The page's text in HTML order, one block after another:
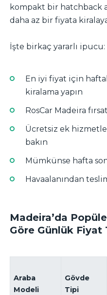
kompakt bir hatchback
daha az bir fiyata
İşte birkaç yararlı ipucu:
En iyi fiyat için
kiralama yapın
RosCar Madeira
Ücretsiz ek
bakın
Mümkünse hafta
Havaalanından
Madeira’da
Göre Günlük Fiyat
Araba
Modeli
Gövde
Tipi